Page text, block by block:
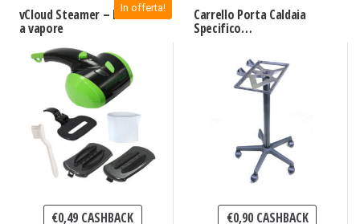
vCloud Steamer – Ferro
a vapore
In offerta!
€0,49 CASHBACK
Carrello Porta Caldaia
Specifico
Originale Termostir
€0,90CASHBACK